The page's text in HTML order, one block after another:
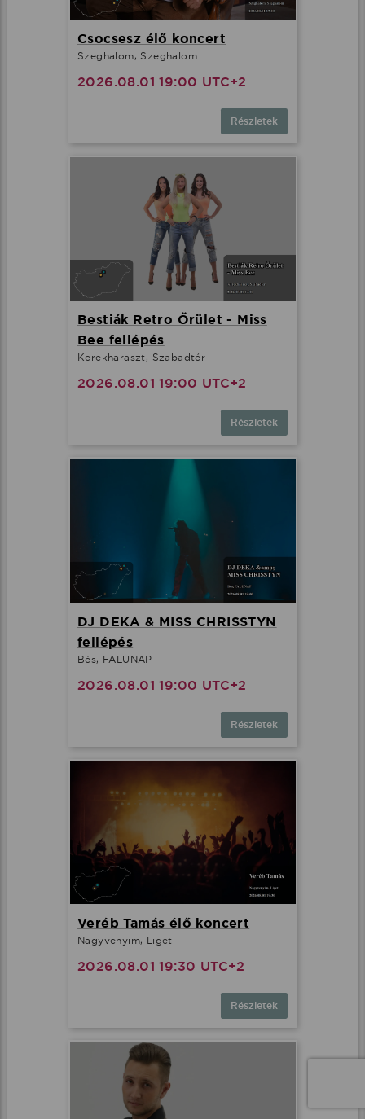
Csocsesz élő koncert
Szeghalom, Szeghalom
2026.08.01 19:00 UTC+2
Részletek
Bestiák Retro Őrület - Miss
Bee fellépés
Kerekharaszt, Szabadtér
2026.08.01 19:00 UTC+2
Részletek
DJ DEKA & MISS CHRISSTYN
fellépés
Bés, FALUNAP
2026.08.01 19:00 UTC+2
Részletek
Veréb Tamás élő koncert
Nagyvenyim, Liget
2026.08.01 19:30 UTC+2
Részletek